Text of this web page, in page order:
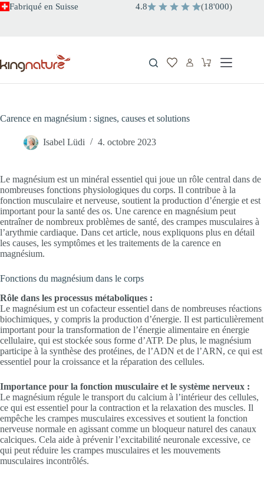
Passer
Fabriqué en Suisse 4.8 (18'000)
Panier
Carence en magnésium : signes, causes et solutions
Isabel Lüdi 4. octobre 2023
Le magnésium est un minéral essentiel qui joue un rôle central dans de
nombreuses fonctions physiologiques du corps. Il contribue à la
fonction musculaire et nerveuse, soutient la production d’énergie et est
important pour la santé des os. Une carence en magnésium peut
entraîner de nombreux problèmes de santé, des crampes musculaires à
l’arythmie cardiaque. Dans cet article, nous expliquons plus en détail
les causes, les symptômes et les traitements de la carence en
magnésium.
Fonctions du magnésium dans le corps
Rôle dans les processus métaboliques :
Le magnésium est un cofacteur essentiel dans de nombreuses réactions
biochimiques, y compris la production d’énergie. Il est particulièrement
important pour la transformation de l’énergie alimentaire en énergie
cellulaire, qui est stockée sous forme d’ATP. De plus, le magnésium
participe à la synthèse des protéines, de l’ADN et de l’ARN, ce qui est
essentiel pour la croissance et la réparation des cellules.
Importance pour la fonction musculaire et le système nerveux :
Le magnésium régule le transport du calcium à l’intérieur des cellules,
ce qui est essentiel pour la contraction et la relaxation des muscles. Il
empêche les crampes musculaires excessives et soutient la fonction
nerveuse normale en agissant comme un bloqueur naturel des canaux
calciques. Cela aide à prévenir l’excitabilité neuronale excessive, ce
qui peut réduire les crampes musculaires et les mouvements
musculaires incontrôlés.